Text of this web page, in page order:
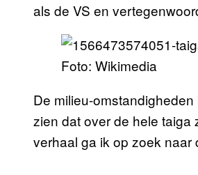
als de VS en
Foto: Wikimedia
De milieu-
zien dat over de hele taiga
verhaal ga ik op zoek